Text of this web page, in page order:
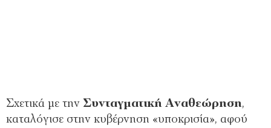
Σχετικά με την Συνταγματική Αναθεώρηση,
καταλόγισε στην κυβέρνηση «υποκρισία», αφού